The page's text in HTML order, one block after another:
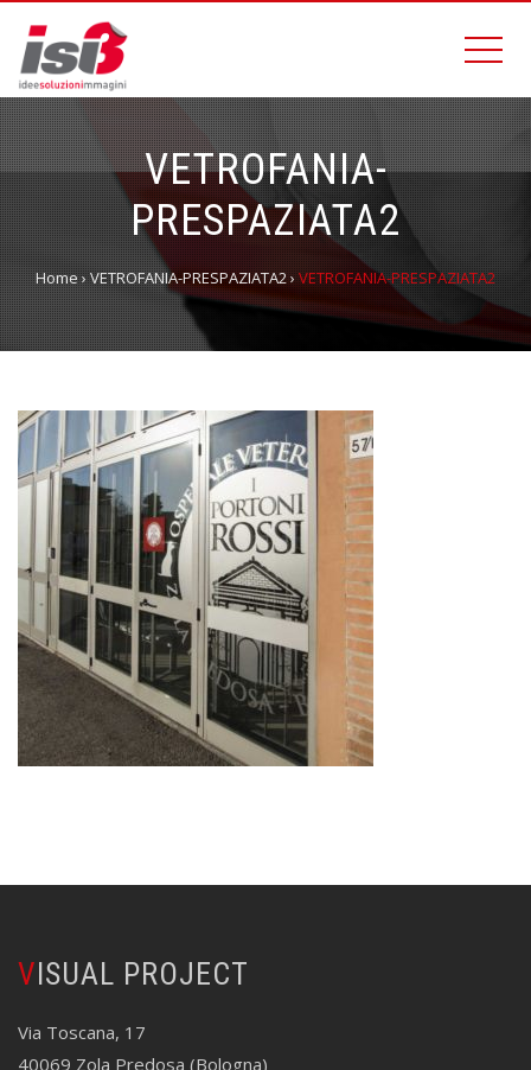
VETROFANIA-
PRESPAZIATA2
Home ›VETROFANIA-PRESPAZIATA2›VETROFANIA-PRESPAZIATA2
VISUAL PROJECT
Via Toscana, 17
40069 Zola Predosa (Bologna)